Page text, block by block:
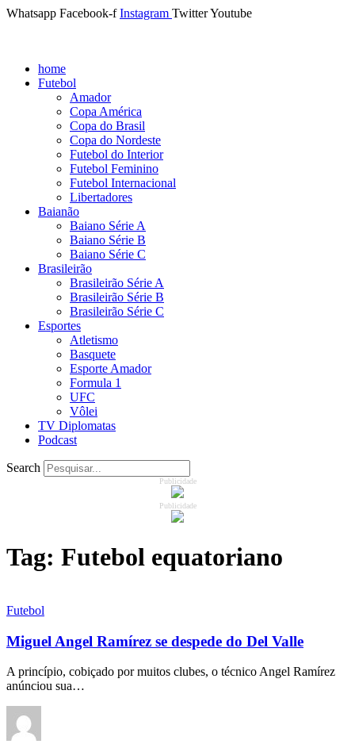
Whatsapp Facebook-f Instagram TwitterYoutube
home
Futebol
Amador
Copa América
Copa do Brasil
Copa do Nordeste
Futebol do Interior
Futebol Feminino
Futebol Internacional
Libertadores
Baianão
Baiano Série A
Baiano Série B
Baiano Série C
Brasileirão
Brasileirão Série A
Brasileirão Série B
Brasileirão Série C
Esportes
Atletismo
Basquete
Esporte Amador
Formula 1
UFC
Vôlei
TV Diplomatas
Podcast
Search
Publicidade
Publicidade
Tag: Futebol equatoriano
Futebol
Miguel Angel Ramírez se despede do Del Valle
A princípio, cobiçado por muitos clubes, o técnico Angel Ramírez
anúnciou sua…